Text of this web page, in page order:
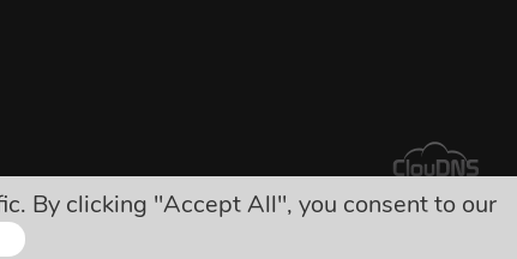
poplatky!
By clicking "Accept All", you consent to our